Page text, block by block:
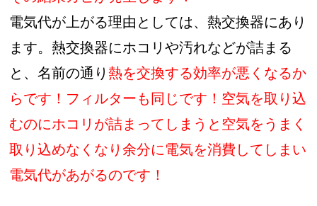
電気代が上がる理由としては、熱交換器にあり
ます。熱交換器にホコリや汚れなどが詰まる
と、名前の通り 熱を交換する効率が悪くなるか
らです！ フィルターも同じです！空気を取り込
むのにホコリが詰まってしまうと空気をうまく
取り込めなくなり余分に電気を消費してしまい
電気代があがるのです！